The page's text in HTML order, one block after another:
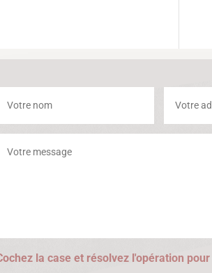
la case et résolvez l'opération